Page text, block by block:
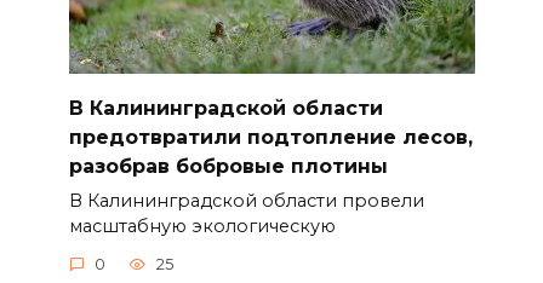
В Калининградской области
предотвратили подтопление лесов,
разобрав бобровые плотины
В Калининградской области провели
масштабную экологическую
0 25